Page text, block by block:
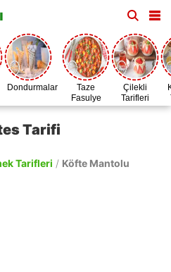
Dondurmalar
Taze
Fasulye
Zamanı
Çilekli
Tarifleri
Tarifi
Tarifleri / Köfte Mantolu